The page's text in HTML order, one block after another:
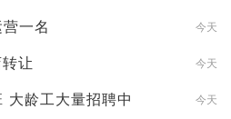
一名 今天
让 今天
大龄工大量招聘中 今天